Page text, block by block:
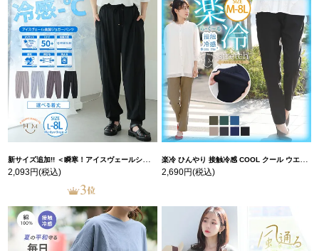
新サイズ追加!! ＜瞬寒！アイスヴェールシリーズ＞ 美脚 ジョガーパンツ 【ウェストゴム】 【ストレッチ】 | 大きいサイズの通販ならハッピーマリリン
2,093円(税込)
楽冷 ひんやり 接触冷感 COOL クール ウエストゴム 楽ちん ストレッチ 美脚 レギパン 【ストレッチ】 | 大きいサイズの通販ならハッピーマリリン
2,690円(税込)